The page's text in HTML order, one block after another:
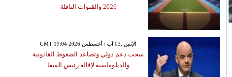
2026 والقنوات الناقلة
GMT 19:04 2026 الإثنين ,03 آب / أغسطس
سحب دعم دولي وتصاعد الضغوط القانونية
والدبلوماسية لإقالة رئيس الفيفا